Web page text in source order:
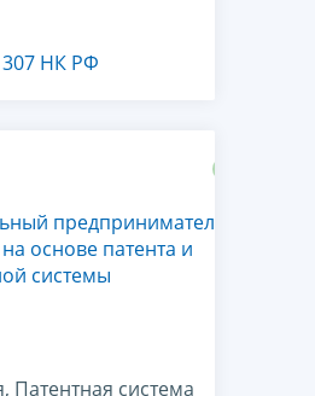
307 НК РФ
предприниматель,
основе патента и
системы
система